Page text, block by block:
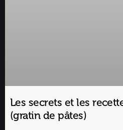
Les secrets et les
(gratin de pâtes)